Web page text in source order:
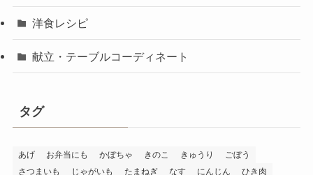
洋食レシピ
献立・テーブルコーディネート
タグ
あげ お弁当にも かぼちゃ きのこ きゅうり
ごぼう
さつまいも
じゃがいも たまねぎ なす にんじん ひき肉